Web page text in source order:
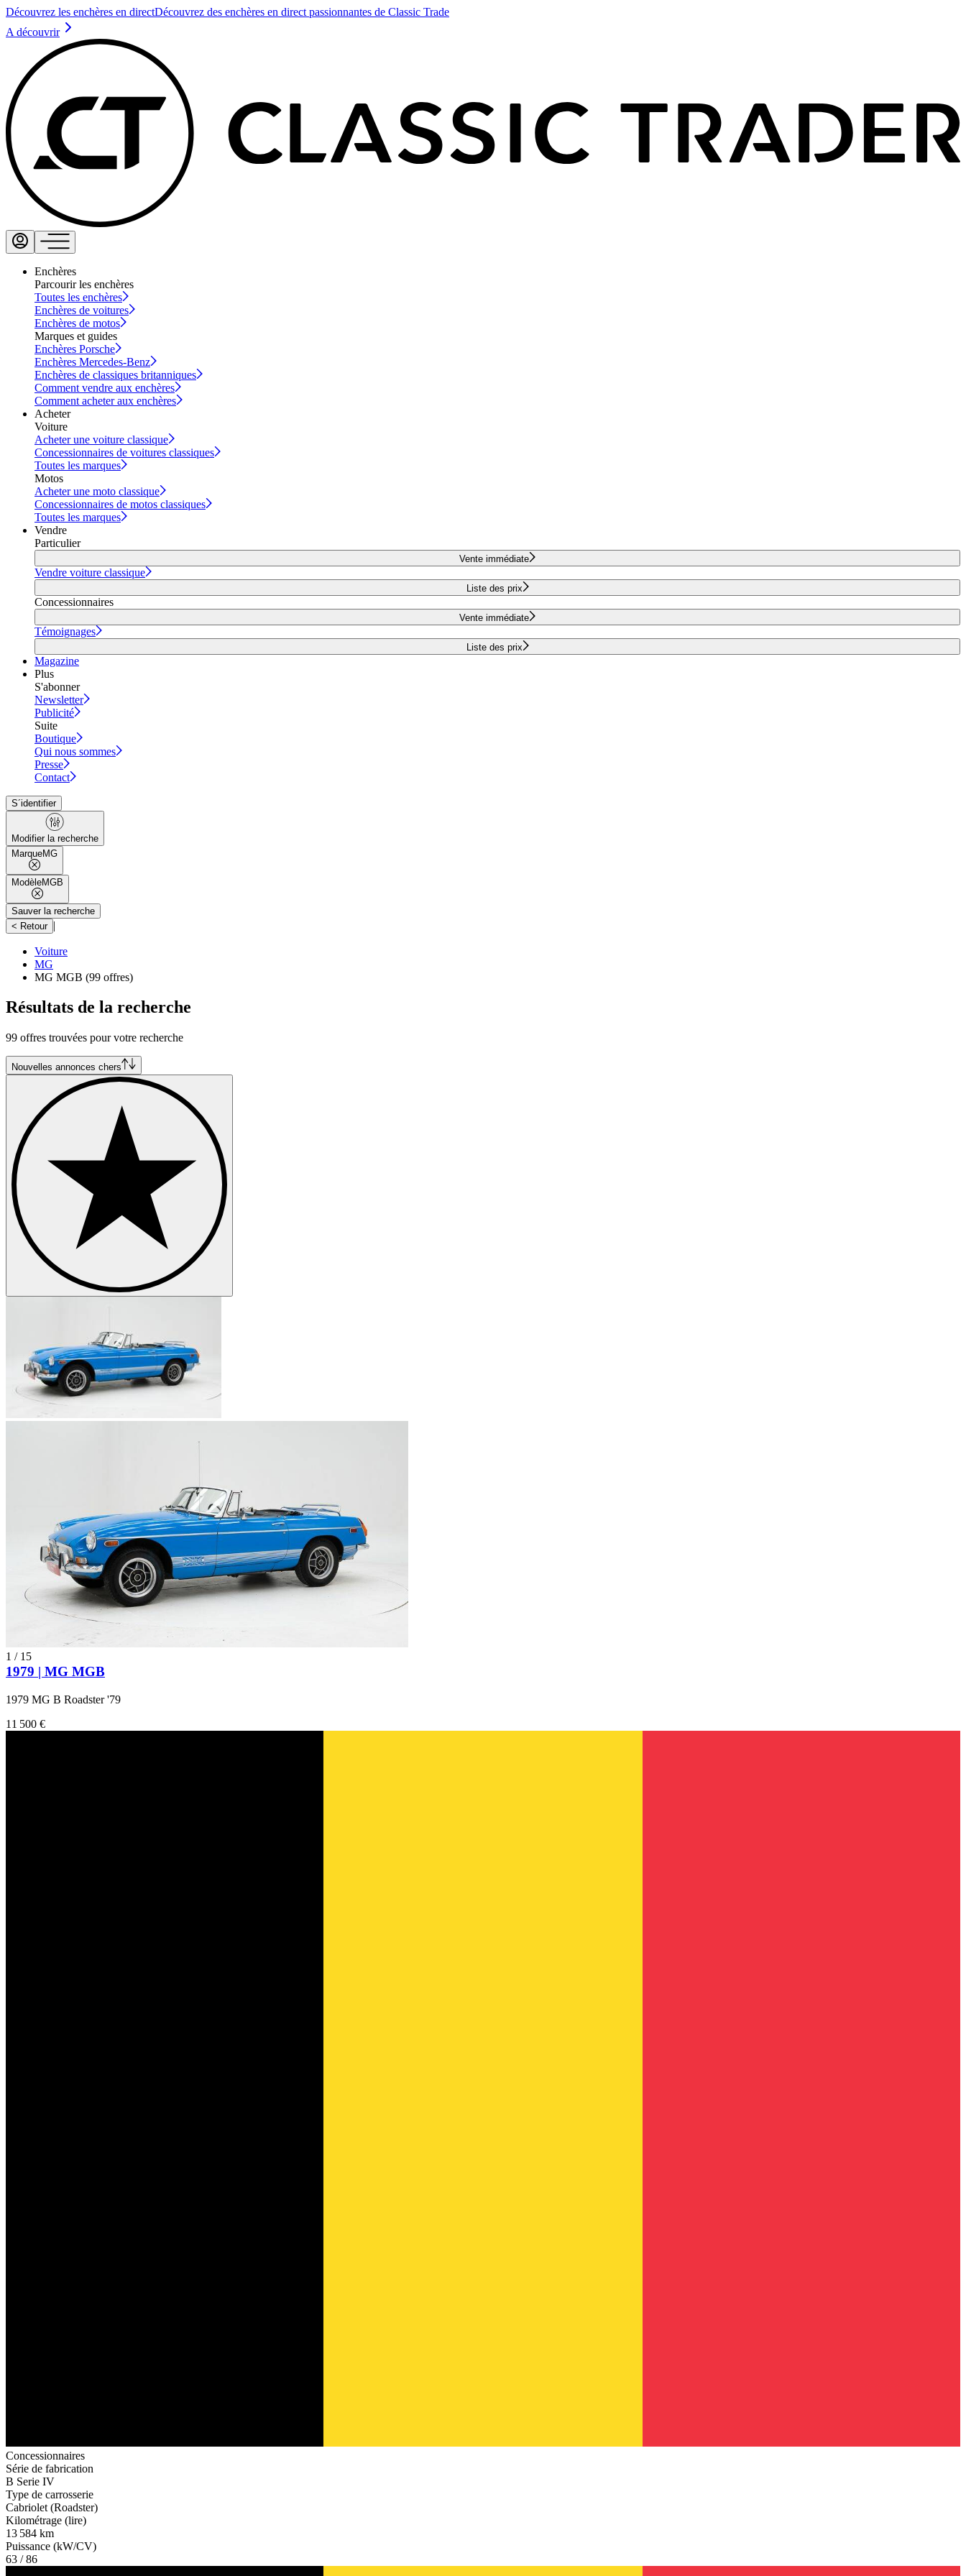
Découvrez les enchères en directDécouvrez des enchères en direct passionnantes de Classic Trade
A découvrir
Enchères
Parcourir les enchères
Toutes les enchères
Enchères de voitures
Enchères de motos
Marques et guides
Enchères Porsche
Enchères Mercedes-Benz
Enchères de classiques britanniques
Comment vendre aux enchères
Comment acheter aux enchères
Acheter
Voiture
Acheter une voiture classique
Concessionnaires de voitures classiques
Toutes les marques
Motos
Acheter une moto classique
Concessionnaires de motos classiques
Toutes les marques
Vendre
Particulier
Vente immédiate
Vendre voiture classique
Liste des prix
Concessionnaires
Vente immédiate
Témoignages
Liste des prix
Magazine
Plus
S'abonner
Newsletter
Publicité
Suite
Boutique
Qui nous sommes
Presse
Contact
S´identifier
Modifier la recherche
MarqueMG
ModèleMGB
Sauver la recherche
< Retour |
Voiture
MG
MG MGB (99 offres)
Résultats de la recherche
99 offres trouvées pour votre recherche
Nouvelles annonces chers
1 / 15
1979 | MG MGB
1979 MG B Roadster '79
11 500 €
Concessionnaires
Série de fabrication
B Serie IV
Type de carrosserie
Cabriolet (Roadster)
Kilométrage (lire)
13 584 km
Puissance (kW/CV)
63 / 86